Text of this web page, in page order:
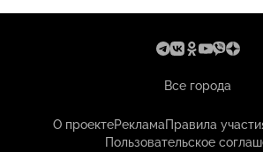
Все города
О проектеРекламаПравила
Пользовательское